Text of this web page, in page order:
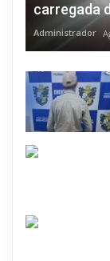
carregada
Administrador